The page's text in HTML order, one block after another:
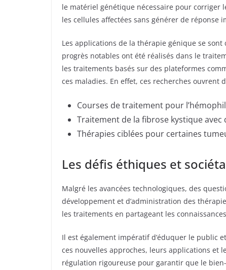
le matériel génétique nécessaire pour corriger
les cellules affectées sans générer de
Les applications de la thérapie génique se
progrès notables ont été réalisés dans le
les traitements basés sur des plateformes
ces maladies. En effet, ces recherches ouvrent
Courses de traitement pour
Traitement de la fibrose kystique
Thérapies ciblées pour certaines
Les défis éthiques et
Malgré les avancées technologiques, des
développement et d’administration des
les traitements en partageant les
Il est également impératif d’éduquer le public
ces nouvelles approches, leurs applications et
régulation rigoureuse pour garantir que le